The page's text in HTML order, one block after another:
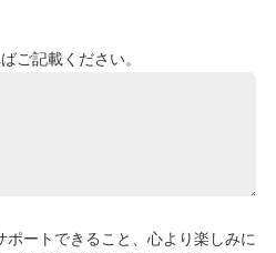
ご記載ください。
ートできること、心より楽しみに